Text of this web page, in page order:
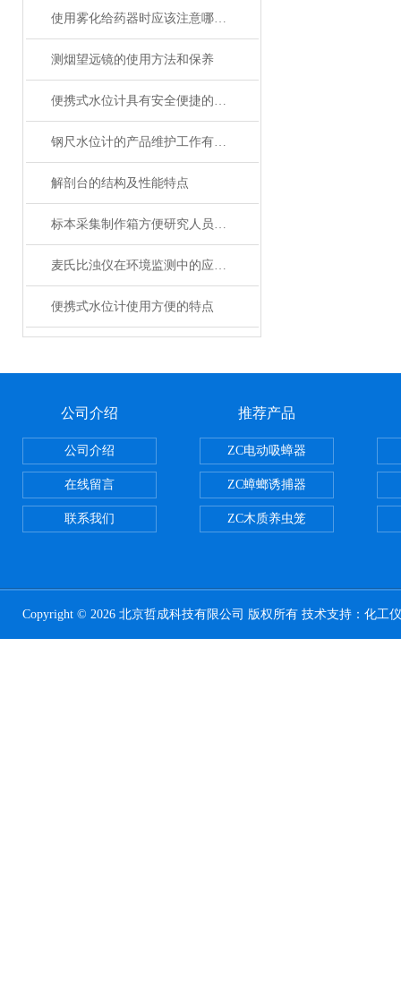
使用雾化给药器时应该注意哪些安全问题
测烟望远镜的使用方法和保养
便携式水位计具有安全便捷的优点
钢尺水位计的产品维护工作有哪些？
解剖台的结构及性能特点
标本采集制作箱方便研究人员进行标本采集
麦氏比浊仪在环境监测中的应用及优势
便携式水位计使用方便的特点
公司介绍
公司介绍
在线留言
联系我们
推荐产品
ZC电动吸蟑器
ZC蟑螂诱捕器
ZC木质养虫笼
Copyright © 2026 北京哲成科技有限公司 版权所有 技术支持： 化工